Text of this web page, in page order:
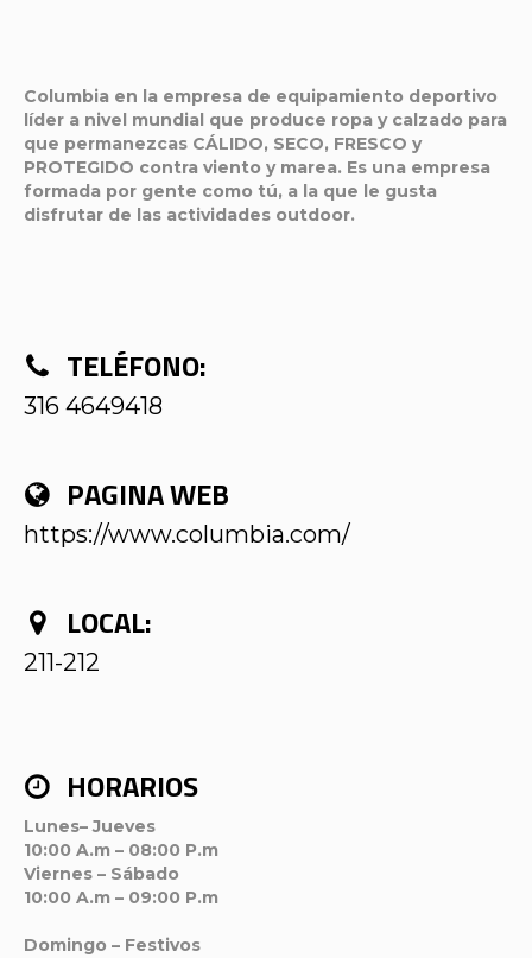
Columbia en la empresa de equipamiento deportivo
líder a nivel mundial que produce ropa y calzado para
que permanezcas CÁLIDO, SECO, FRESCO y
PROTEGIDO contra viento y marea. Es una empresa
formada por gente como tú, a la que le gusta
disfrutar de las actividades outdoor.
TELÉFONO:
316 4649418
PAGINA WEB
https://www.columbia.com/
LOCAL:
211-212
HORARIOS
Lunes– Jueves
10:00 A.m – 08:00 P.m
Viernes – Sábado
10:00 A.m – 09:00 P.m
Domingo – Festivos